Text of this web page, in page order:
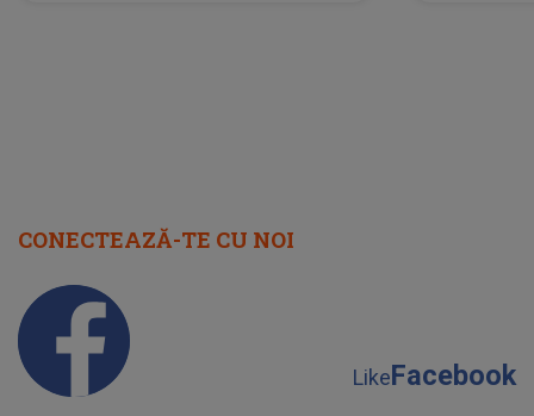
CONECTEAZĂ-TE CU NOI
LikeFacebook